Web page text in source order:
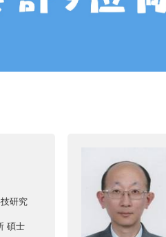
研究
碩士